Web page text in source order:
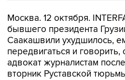
Москва. 12 октября.
бывшего президента
Саакашвили ухудшилось,
передвигаться и
адвокат журналистам
вторник Руставской